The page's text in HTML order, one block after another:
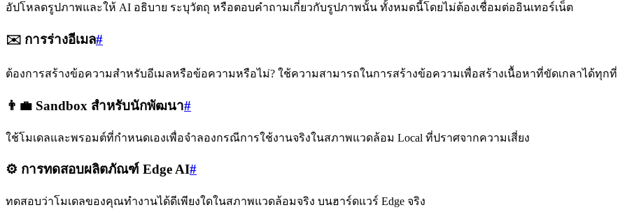
อัปโหลดรูปภาพและให้ AI อธิบาย ระบุวัตถุ หรือตอบคำถามเกี่ยวกับรูปภาพนั้น ทั้งหมดนี้โดยไม่ต้องเชื่อมต่ออินเทอร์เน็ต
✉️ การร่างอีเมล#
ต้องการสร้างข้อความสำหรับอีเมลหรือข้อความหรือไม่? ใช้ความสามารถในการสร้างข้อความเพื่อสร้างเนื้อหาที่ขัดเกลาได้ทุกที่
👨‍💼 Sandbox สำหรับนักพัฒนา#
ใช้โมเดลและพรอมต์ที่กำหนดเองเพื่อจำลองกรณีการใช้งานจริงในสภาพแวดล้อม Local ที่ปราศจากความเสี่ยง
⚙️ การทดสอบผลิตภัณฑ์ Edge AI#
ทดสอบว่าโมเดลของคุณทำงานได้ดีเพียงใดในสภาพแวดล้อมจริง บนฮาร์ดแวร์ Edge จริง